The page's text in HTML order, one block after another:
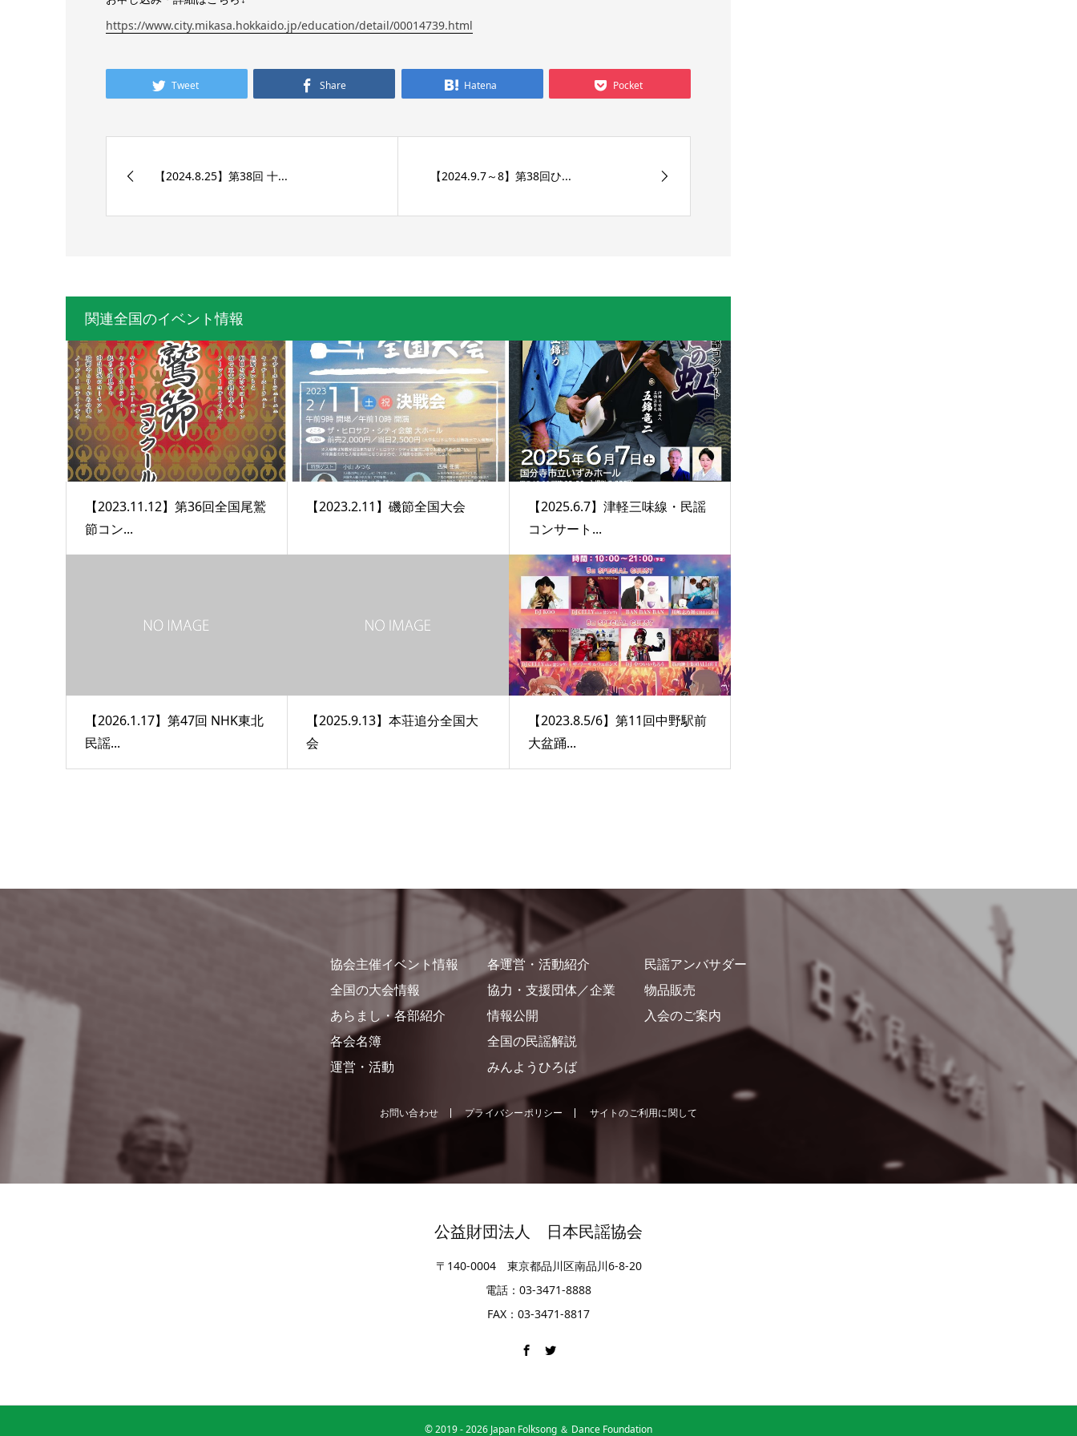
https://www.city.mikasa.hokkaido.jp/education/detail/00014739.html
Tweet Share Hatena Pocket
【2024.8.25】第38回 十... 【2024.9.7～8】第38回ひ...
関連全国のイベント情報
【2023.11.12】第36回全国尾鷲
節コン...
【2023.2.11】磯節全国大会
【2025.6.7】津軽三味線・民謡
コンサート...
【2026.1.17】第47回 NHK東北
民謡...
【2025.9.13】本荘追分全国大
会
【2023.8.5/6】第11回中野駅前
大盆踊...
協会主催イベント情報​
全国の大会情報​
あらまし・各部紹介
各会名簿​
運営・活動​
各運営・活動紹介​
協力・支援団体／企業​
情報公開​
全国の民謡解説
みんようひろば​
民謡アンバサダー​
物品販売​
入会のご案内​
お問い合わせ プライバシーポリシー サイトのご利用に関して
公益財団法人 日本民謡協会
〒140-0004 東京都品川区南品川6-8-20
電話：03-3471-8888
FAX：03-3471-8817
© 2019 -2026 Japan Folksong ＆ Dance Foundation